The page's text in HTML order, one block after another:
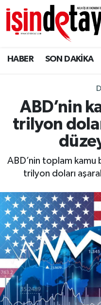
HABER SON DAKİKA
ABD’nin
trilyon
ABD’nin toplam kamu
trilyon doları
DÜNYA
Eğitim
ENERJİ HABERİ
GAYRİMENKUL
HABER
MAGAZİN
OTO DETAY
SAĞLIK
SON DAKİKA
Nöbetçi Eczaneler
Hava Durumu
İstanbul Namaz
Trafik Durumu
Süper Lig Puan
Tüm Manşetler
Haber Arşivi